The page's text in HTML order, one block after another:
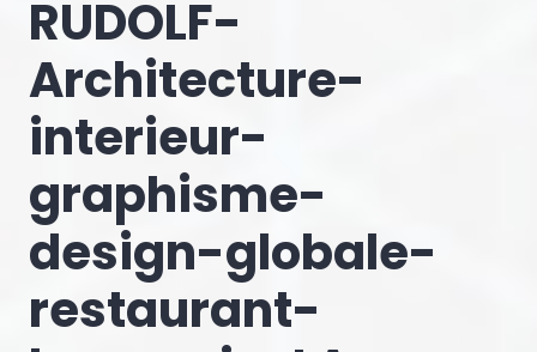
RUDOLF-
Architecture-
interieur-
graphisme-
design-globale-
restaurant-